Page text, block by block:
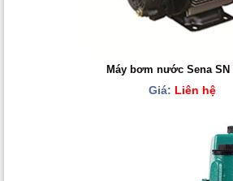
Máy bơm nước Sena SN
Giá: Liên hệ